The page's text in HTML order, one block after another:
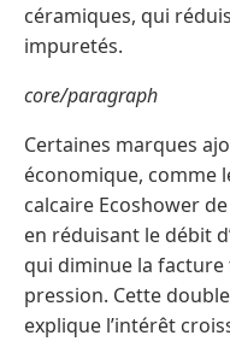
céramiques, qui
impuretés.
core/paragraph
Certaines marques
économique, comme
calcaire Ecoshower
en réduisant le débit
qui diminue la
pression. Cette
explique l’intérêt